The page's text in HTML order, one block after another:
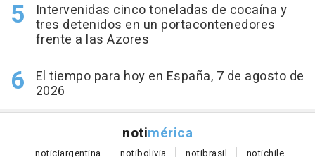
Intervenidas cinco toneladas de cocaína y
tres detenidos en un portacontenedores
frente a las Azores
El tiempo para hoy en España, 7 de agosto de
2026
notimérica
noticiargentina notibolivia notibrasil notichile